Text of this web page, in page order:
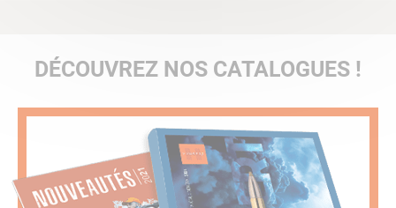
DÉCOUVREZ NOS CATALOGUES !